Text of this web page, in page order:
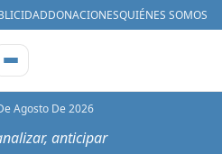
DONACIONESQUIÉNES SOMOS
Agosto De 2026
anticipar